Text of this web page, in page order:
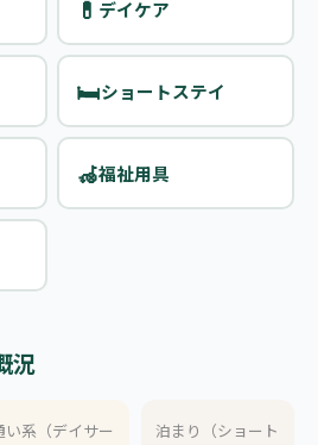
💊 デイケア
🛏️ショートステイ
🦽福祉用具
況
い系（デイサー
泊まり（ショート